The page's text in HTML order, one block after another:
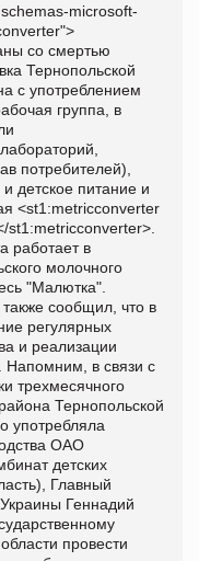
microsoft-
со смертью
Тернопольской
с употреблением
группа, в
потребителей),
детское питание и
<st1:metricconverter
st1:metricconverter>.
работает в
молочного
"Малютка".
сообщил, что в
регулярных
и реализации
Напомним, в связи с
трехмесячного
Тернопольской
употребляла
ОАО
детских
Главный
Геннадий
провести